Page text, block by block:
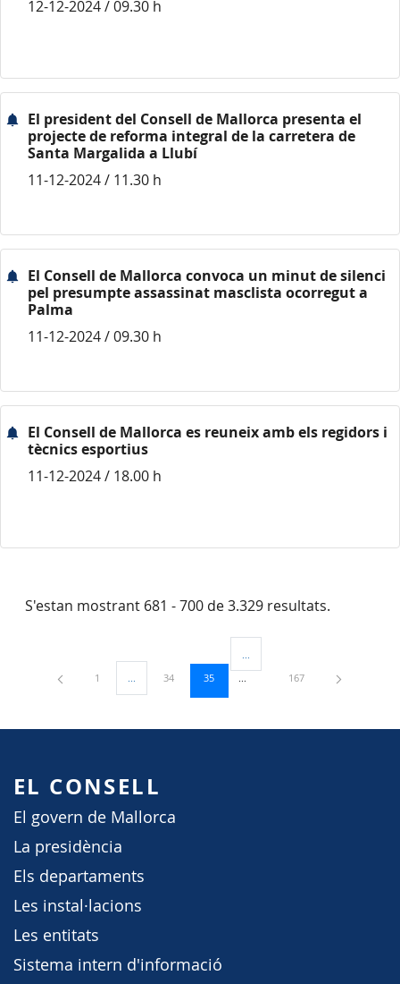
12-12-2024 / 09.30 h
El president del Consell de Mallorca presenta el
projecte de reforma integral de la carretera de
Santa Margalida a Llubí
11-12-2024 / 11.30 h
El Consell de Mallorca convoca un minut de silenci
pel presumpte assassinat masclista ocorregut a
Palma
11-12-2024 / 09.30 h
El Consell de Mallorca es reuneix amb els regidors i
tècnics esportius
11-12-2024 / 18.00 h
S'estan mostrant 681 - 700 de 3.329 resultats.
Pàgina
1 ...Pàgines intermèdies Utilitzeu TAB per navegar.
Pàgina
34 Pàgina
35
Pàgines intermèdies Utilitzeu
Pàgina
167
EL CONSELL
El govern de Mallorca
La presidència
Els departaments
Les instal·lacions
Les entitats
Sistema intern d'informació